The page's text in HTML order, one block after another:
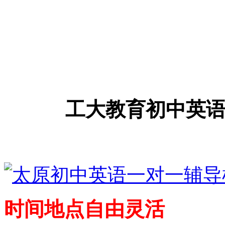
工大教育初中英
时间地点自由灵活